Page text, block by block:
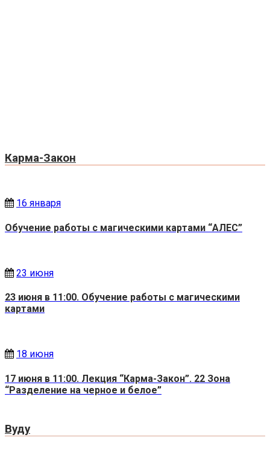
Карма-Закон
16 января
Обучение работы с магическими картами “АЛЕС”
23 июня
23 июня в 11:00. Обучение работы с магическими
картами
18 июня
17 июня в 11:00. Лекция “Карма-Закон”. 22 Зона
“Разделение на черное и белое”
Вуду